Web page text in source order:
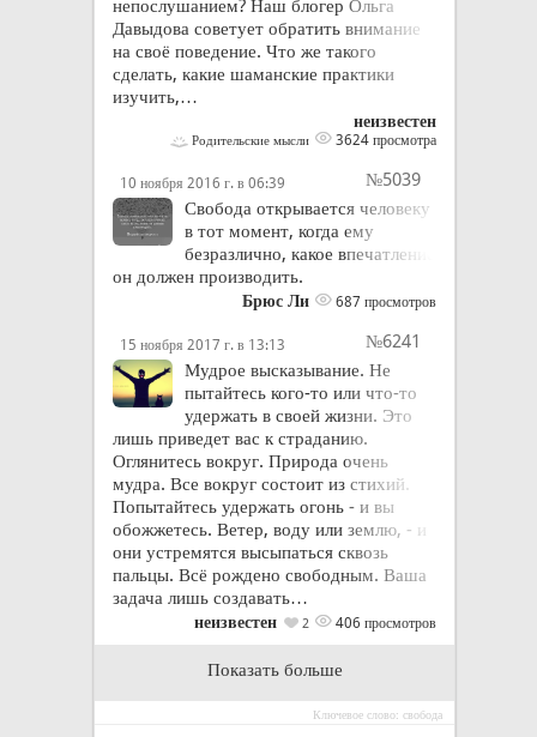
непослушанием? Наш блогер Ольга
Давыдова советует обратить внимание
на своё поведение. Что же такого
сделать, какие шаманские практики
изучить,…
неизвестен
Родительские мысли 3624 просмотра
10 ноября 2016 г. в 06:39
№5039
Свобода открывается человеку
в тот момент, когда ему
безразлично, какое впечатление
он должен производить.
Брюс Ли 687 просмотров
15 ноября 2017 г. в 13:13
№6241
Мудрое высказывание. Не
пытайтесь кого-то или что-то
удержать в своей жизни. Это
лишь приведет вас к страданию.
Оглянитесь вокруг. Природа очень
мудра. Все вокруг состоит из стихий.
Попытайтесь удержать огонь - и вы
обожжетесь. Ветер, воду или землю, - и
они устремятся высыпаться сквозь
пальцы. Всё рождено свободным. Ваша
задача лишь создавать…
неизвестен 2 406 просмотров
Показать больше
Ключевое слово: свобода